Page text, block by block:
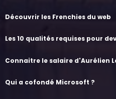
Découvrir les Frenchies du web
Les 10 qualités requises pour
Connaitre le salaire d'Aurélien
Qui a cofondé Microsoft ?